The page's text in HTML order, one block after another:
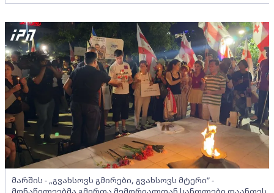
მარშის - „გვახსოვს გმირები, გვახსოვს მტერი” -